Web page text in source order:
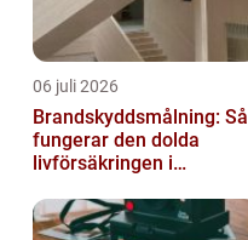
06 juli 2026
Brandskyddsmålning: Så
fungerar den dolda
livförsäkringen i